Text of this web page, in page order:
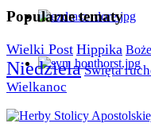
Popularne tematy
Wielki Post Hippika
Niedziela Święta
Wielkanoc